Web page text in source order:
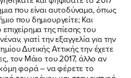
που είναι αυτοδύναμα, όπως
που δημιουργείτε; Και
της πίεσης του
γιατί την εξαγγελία για την
Δυτικής Αττικής την έχετε
τον Μάιο του 2017, άλλο αν
φορά – να φέρετε το